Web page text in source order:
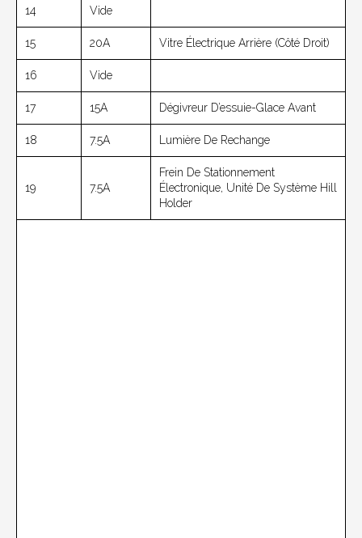
14 Vide
15 20A Vitre Électrique Arrière (côté Droit)
16 Vide
17 15A Dégivreur D’essuie-Glace Avant
18 7.5A Lumière De Rechange
19 7.5A
Frein De Stationnement
Électronique, Unité De Système Hill
Holder